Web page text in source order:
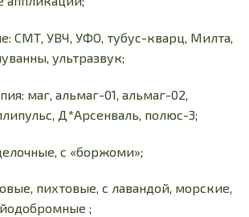
СМТ, УВЧ, УФО, тубус-кварц, Милта,
ультразвук;
маг, альмаг-01, альмаг-02,
Д*Арсенваль, полюс-3;
с «боржоми»;
пихтовые, с лавандой, морские,
;